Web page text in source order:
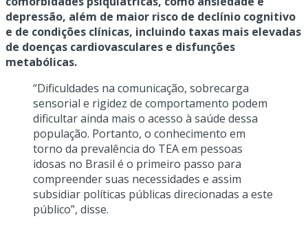
depressão, além de maior risco de declínio cognitivo
e de condições clínicas, incluindo taxas mais elevadas
de doenças cardiovasculares e disfunções
metabólicas.
“Dificuldades na comunicação, sobrecarga
sensorial e rigidez de comportamento podem
dificultar ainda mais o acesso à saúde dessa
população. Portanto, o conhecimento em
torno da prevalência do TEA em pessoas
idosas no Brasil é o primeiro passo para
compreender suas necessidades e assim
subsidiar políticas públicas direcionadas a este
público”, disse.